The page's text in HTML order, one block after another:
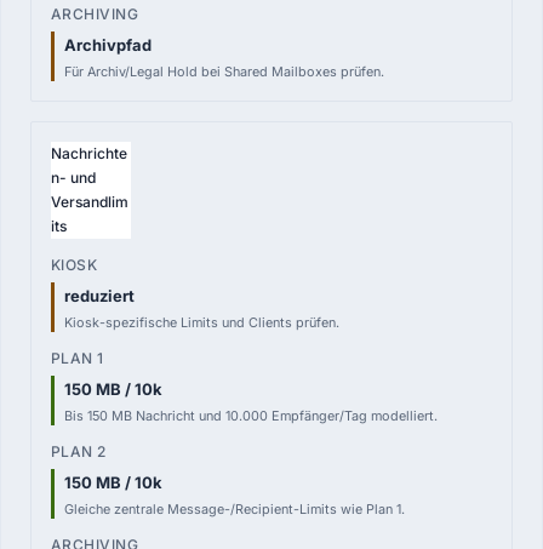
Archivpfad
Für Archiv/Legal Hold bei Shared Mailboxes prüfen.
Nachrichte
n- und
Versandlim
its
reduziert
Kiosk-spezifische Limits und Clients prüfen.
150 MB / 10k
Bis 150 MB Nachricht und 10.000 Empfänger/Tag modelliert.
150 MB / 10k
Gleiche zentrale Message-/Recipient-Limits wie Plan 1.